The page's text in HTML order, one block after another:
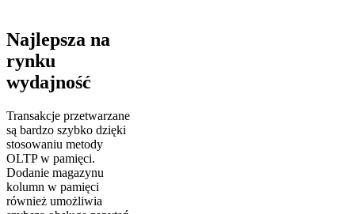
Najlepsza na
rynku
wydajność
Transakcje przetwarzane
są bardzo szybko dzięki
stosowaniu metody
OLTP w pamięci.
Dodanie magazynu
kolumn w pamięci
również umożliwia